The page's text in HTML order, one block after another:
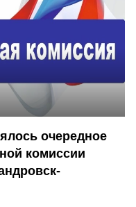
очередное
комиссии